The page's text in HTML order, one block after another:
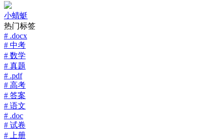
小蜻蜓
热门标签
# .docx
# 中考
# 数学
# 真题
# .pdf
# 高考
# 答案
# 语文
# .doc
# 试卷
# 上册